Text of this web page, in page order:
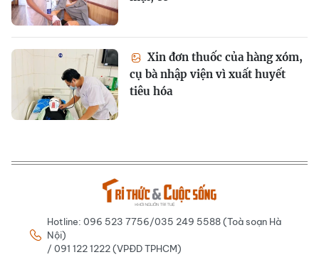
Xin đơn thuốc của hàng xóm,
cụ bà nhập viện vì xuất huyết
tiêu hóa
Hotline: 096 523 7756/035 249 5588 (Toà soạn Hà
Nội)
/ 091 122 1222 (VPĐD TPHCM)